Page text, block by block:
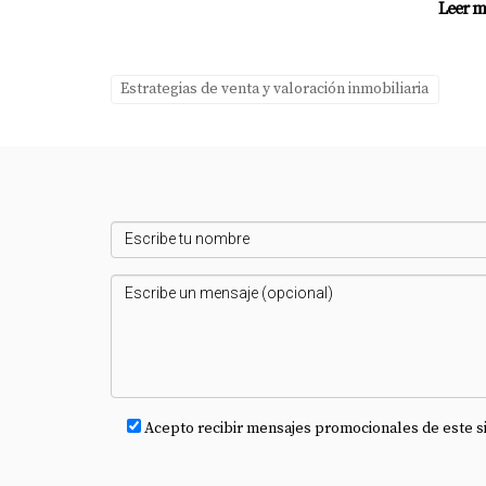
¿Cuánto tiempo debería esperar
real del mercado. Recuerda siempre que
Leer
Estrategias de venta y valoración inmobiliaria
Acepto recibir mensajes promocionales de este